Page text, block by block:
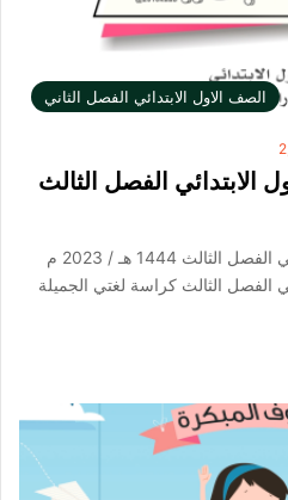
الصف الاول الابتدائي الفصل الثاني
الابتدائي الفصل الثالث
كراسة لغتي الجميلة الاول الابتدائي الفصل الثالث 1444 هـ / 2023 م
الفصل الثالث​ كراسة لغتي الجميلة